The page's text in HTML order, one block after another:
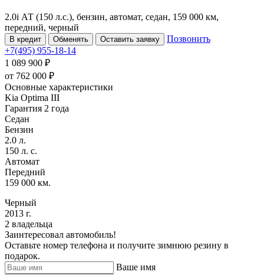
2.0i АТ (150 л.с.), бензин, автомат, седан, 159 000 км,
передний, черный
В кредит Обменять Оставить заявку
Позвонить
+7(495) 955-18-14
1 089 900 ₽
от 762 000 ₽
Основные характеристики
Kia Optima III
Гарантия 2 года
Седан
Бензин
2.0 л.
150 л. с.
Автомат
Передний
159 000 км.
Черный
2013 г.
2 владельца
Заинтересовал автомобиль!
Оставьте номер телефона и получите зимнюю резину в
подарок.
Ваше имя